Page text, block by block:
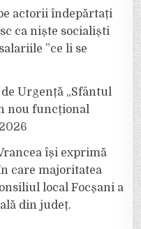
actorii îndepărtați
ca niște socialiști
”ce li se
Urgență „Sfântul
nou funcțional
își exprimă
care majoritatea
local Focșani a
din județ.